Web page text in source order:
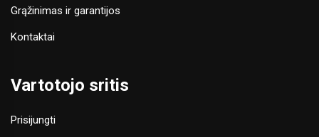
Grąžinimas ir garantijos
Kontaktai
Vartotojo sritis
Prisijungti